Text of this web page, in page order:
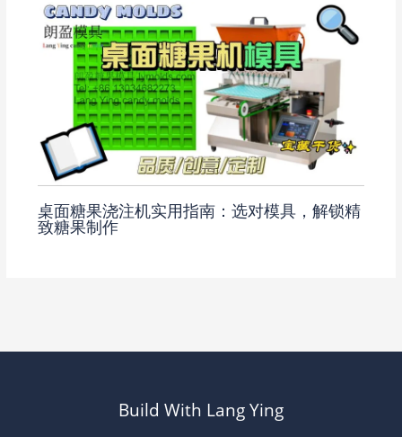
桌面糖果浇注机实用指南：选对模具，解锁精
致糖果制作
Build With Lang Ying